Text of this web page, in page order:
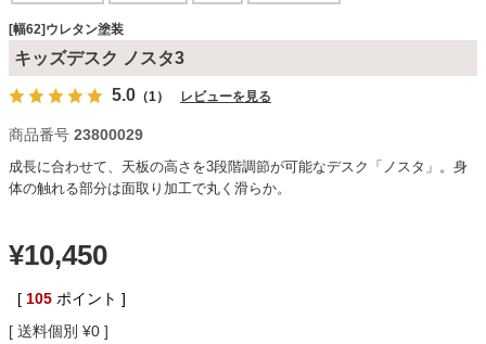
ダイニングテーブル・セット
椅子・チェア
食器棚・キッチン収納
ベッド
収納家具
[幅62]ウレタン塗装
キッズデスク ノスタ3
5.0 （1） レビューを見る
商品番号 23800029
成長に合わせて、天板の高さを3段階調節が可能なデスク「ノスタ」。身
体の触れる部分は面取り加工で丸く滑らか。
¥10,450
[ 105 ポイント ]
送料個別 ¥0